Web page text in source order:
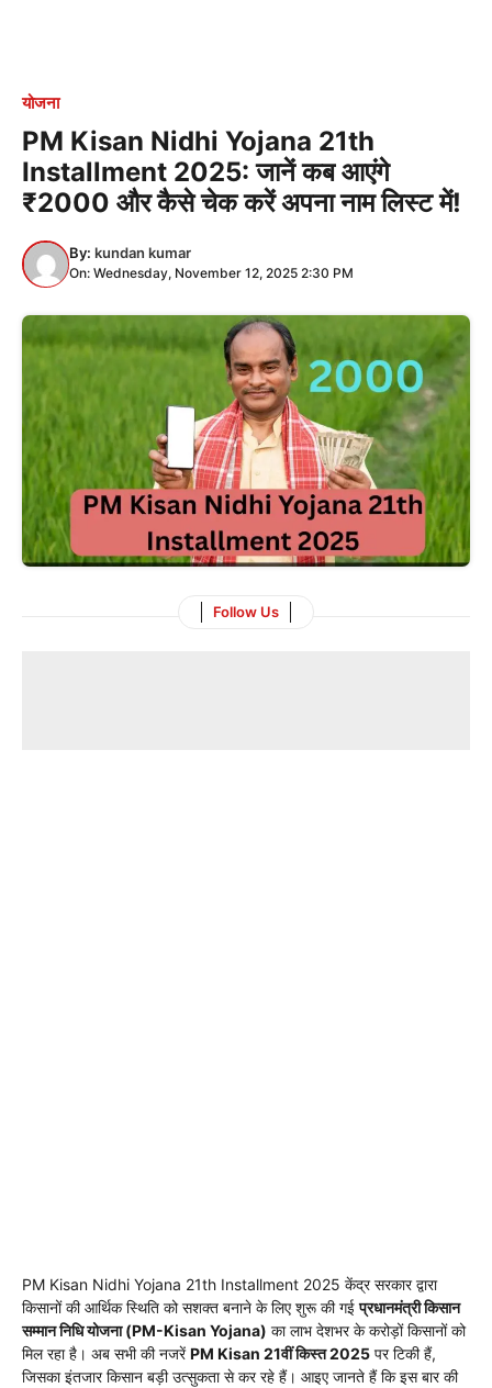
योजना
PM Kisan Nidhi Yojana 21th
Installment 2025: जानें कब आएंगे
₹2000 और कैसे चेक करें अपना नाम लिस्ट में!
By: kundan kumar
On: Wednesday, November 12, 2025 2:30 PM
Follow Us
PM Kisan Nidhi Yojana 21th Installment 2025 केंद्र सरकार द्वारा
किसानों की आर्थिक स्थिति को सशक्त बनाने के लिए शुरू की गईप्रधानमंत्री किसान
सम्मान निधि योजना (PM-Kisan Yojana) का लाभ देशभर के करोड़ों किसानों को
मिल रहा है। अब सभी की नजरें PM Kisan 21वीं किस्त 2025 पर टिकी हैं,
जिसका इंतजार किसान बड़ी उत्सुकता से कर रहे हैं। आइए जानते हैं कि इस बार की